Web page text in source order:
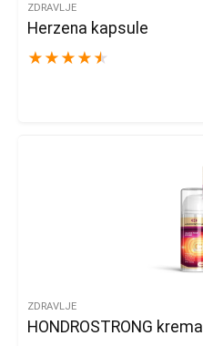
ZDRAVLJE
Herzena kapsule
★ ★ ★ ★ ★
ZDRAVLJE
HONDROSTRONG krema